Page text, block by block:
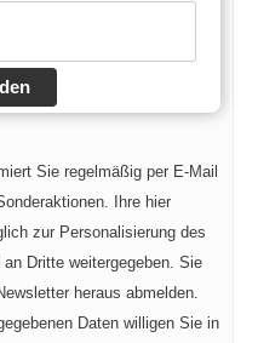
Sie regelmäßig per E-Mail
Ihre hier
zur Personalisierung des
Dritte weitergegeben. Sie
heraus abmelden.
Daten willigen Sie in